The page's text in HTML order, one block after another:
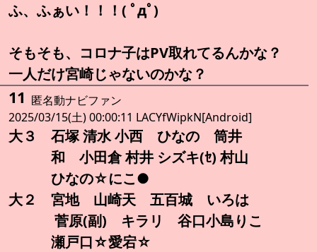
ふ、ふぁい！！！( ﾟдﾟ)
そもそも、コロナ子はPV取れてるんかな？
一人だけ宮崎じゃないのかな？
11 匿名動ナビファン
2025/03/15(土) 00:00:11 LACYfWipkN[Android]
大３ 石塚 清水 小西 ひなの 筒井
和 小田倉 村井 シズキ(ｾ) 村山
ひなの☆にこ●
大２ 宮地 山崎天 五百城 いろは
菅原(副) キラリ 谷口小島りこ
瀬戸口☆愛宕☆